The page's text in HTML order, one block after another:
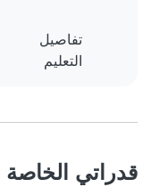
تفاصيل
التعليم
قدراتي